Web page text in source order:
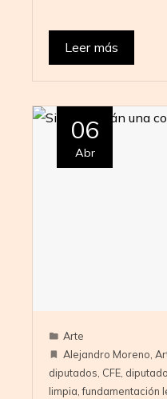
Leer más
06
Abr
Arte
Alejandro Moreno,
diputados, CFE,
limpia,fundamentación